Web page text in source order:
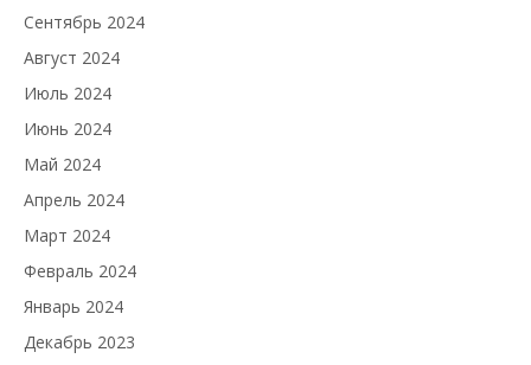
Сентябрь 2024
Август 2024
Июль 2024
Июнь 2024
Май 2024
Апрель 2024
Март 2024
Февраль 2024
Январь 2024
Декабрь 2023